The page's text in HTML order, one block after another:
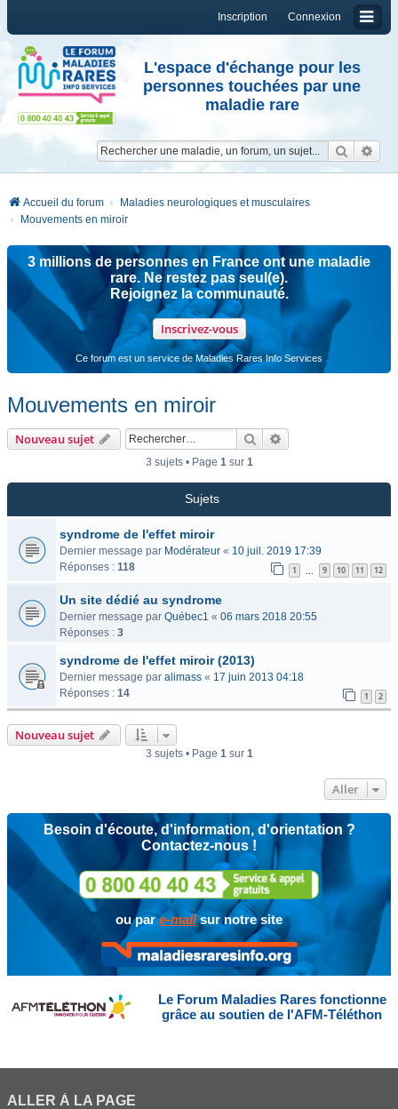
Connexion
Inscription
L'espace d'échange pour les
personnes touchées par une
maladie rare
Accueil du forum
Maladies neurologiques et musculaires
Mouvements en miroir
3 millions de personnes en France ont une maladie
rare. Ne restez pas seul(e).
Rejoignez la communauté.
Inscrivez-vous
Ce forum est un service de Maladies Rares Info Services
Mouvements en miroir
Nouveau sujet Rechercher
3 sujets • Page 1sur 1
Sujets
syndrome de l'effet miroir
Dernier message par Modérateur « 10 juil. 2019 17:39
Réponses : 118 1 9 10 11 12
Un site dédié au syndrome
Dernier message par Québec1 « 06 mars 2018 20:55
Réponses : 3
syndrome de l'effet miroir (2013)
Dernier message par alimass « 17 juin 2013 04:18
Réponses : 14 1 2
Nouveau sujet
3 sujets • Page 1sur 1
Aller
Besoin d'écoute, d'information, d'orientation ?
Contactez-nous !
ou pare-mailsur notre site
Le Forum Maladies Rares fonctionne
grâce au soutien de l'AFM-Téléthon
ALLER À LA PAGE